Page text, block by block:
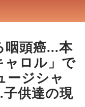
咽頭癌...本
ャロル」で
ージシャ
供達の現